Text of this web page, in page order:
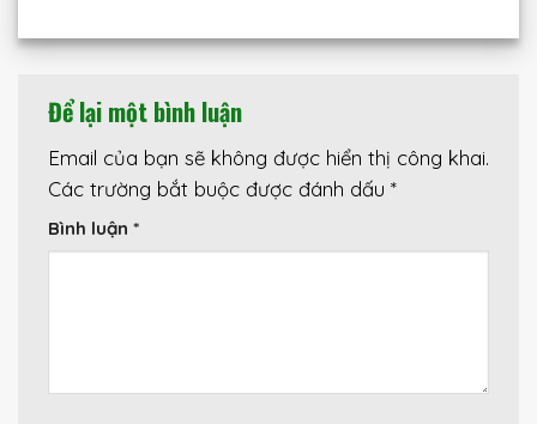
Để lại một bình luận
Email của bạn sẽ không được hiển thị công khai.
Các trường bắt buộc được đánh dấu *
Bình luận *